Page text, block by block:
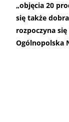
„objęcia 20
się także
rozpoczyna
Ogólnopolska